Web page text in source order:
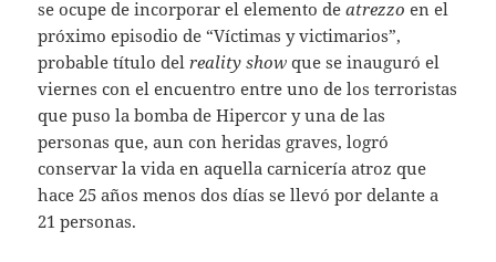
se ocupe de incorporar el elemento deatrezzo en el
próximo episodio de “Víctimas y victimarios”,
probable título delreality show que se inauguró el
viernes con el encuentro entre uno de los terroristas
que puso la bomba de Hipercor y una de las
personas que, aun con heridas graves, logró
conservar la vida en aquella carnicería atroz que
hace 25 años menos dos días se llevó por delante a
21 personas.